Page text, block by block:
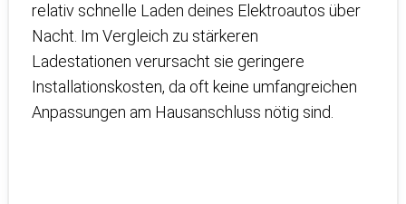
relativ schnelle Laden deines Elektroautos über
Nacht. Im Vergleich zu stärkeren
Ladestationen verursacht sie geringere
Installationskosten, da oft keine umfangreichen
Anpassungen am Hausanschluss nötig sind.